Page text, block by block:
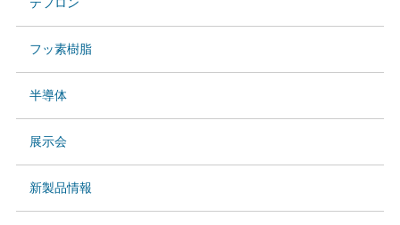
フッ素樹脂
半導体
展示会
新製品情報